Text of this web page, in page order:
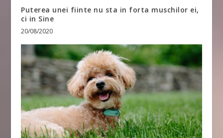
Puterea unei fiinte nu sta in forta muschilor ei,
ci in Sine
20/08/2020